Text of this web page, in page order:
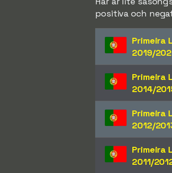
positiva och
Primeira
2019/
Primeira
2014/
Primeira
2012/
Primeira
2011/